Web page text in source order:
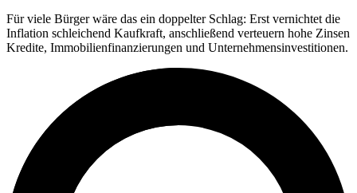
Für viele Bürger wäre das ein doppelter Schlag: Erst vernichtet die
Inflation schleichend Kaufkraft, anschließend verteuern hohe Zinsen
Kredite, Immobilienfinanzierungen und Unternehmensinvestitionen.